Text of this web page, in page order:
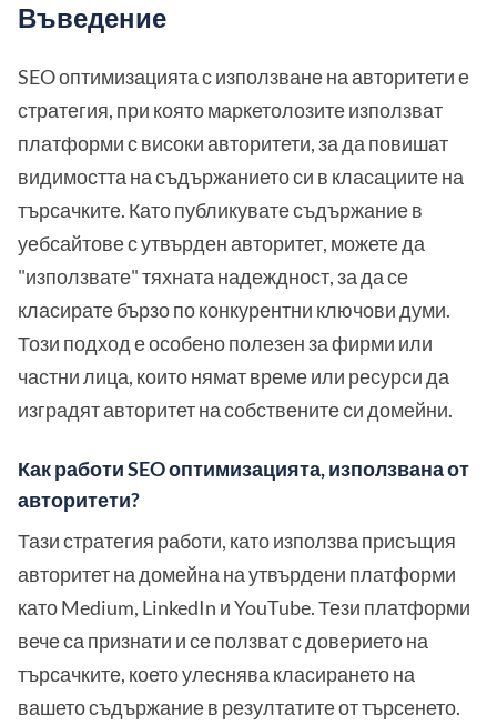
Въведение
SEO оптимизацията с използване на авторитети е
стратегия, при която маркетолозите използват
платформи с високи авторитети, за да повишат
видимостта на съдържанието си в класациите на
търсачките. Като публикувате съдържание в
уебсайтове с утвърден авторитет, можете да
"използвате" тяхната надеждност, за да се
класирате бързо по конкурентни ключови думи.
Този подход е особено полезен за фирми или
частни лица, които нямат време или ресурси да
изградят авторитет на собствените си домейни.
Как работи SEO оптимизацията, използвана от
авторитети?
Тази стратегия работи, като използва присъщия
авторитет на домейна на утвърдени платформи
като Medium, LinkedIn и YouTube. Тези платформи
вече са признати и се ползват с доверието на
търсачките, което улеснява класирането на
вашето съдържание в резултатите от търсенето.